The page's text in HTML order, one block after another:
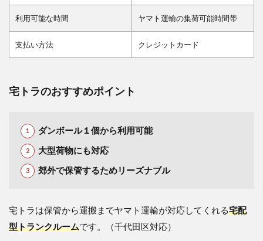
利用可能な時間 ヤマト運輸の集荷可能時間帯
支払い方法 クレジットカード
宅トラのおすすめポイント
ダンボール１個から利用可能
大型荷物にも対応
郊外で保管するためリーズナブル
宅トラは保管から運搬までヤマト運輸が対応してくれる宅配
型トランクルームです。（千代田区対応）